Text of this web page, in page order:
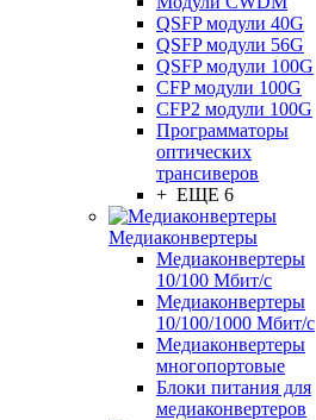
QSFP модули 40G
QSFP модули 56G
QSFP модули 100G
CFP модули 100G
CFP2 модули 100G
Программаторы
оптических
трансиверов
+ ЕЩЕ 6
Медиаконвертеры
Медиаконвертеры
10/100 Мбит/с
Медиаконвертеры
10/100/1000 Мбит/c
Медиаконвертеры
многопортовые
Блоки питания для
медиаконвертеров